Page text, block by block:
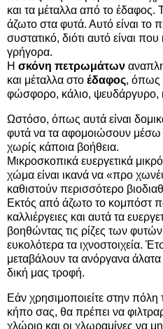
και τα μέταλλα από το έδαφος.
άζωτο στα φυτά. Αυτό είναι το
συστατικό, διότι αυτό είναι
γρήγορα.
Η σκόνη πετρωμάτων
και μέταλλα στο έδαφος, όπως
φώσφορο, κάλιο, ψευδάργυρο,
Ωστόσο, όπως αυτά είναι
φυτά να τα αφομοιώσουν μέσω
χωρίς κάποια βοήθεια.
Μικροσκοπικά ευεργετικά
χώμα είναι ικανά να «προ
καθιστούν περισσότερο
Εκτός από άζωτο το κομπόστ
καλλιέργειες και αυτά τα
βοηθώντας τις ρίζες των
ευκολότερα τα ιχνοστοιχεία.
μεταβάλουν τα ανόργανα άλατα
δική μας τροφή.
Εάν χρησιμοποιείτε στην
κήπο σας, θα πρέπει να
χλώριο και οι χλωραμίνες να